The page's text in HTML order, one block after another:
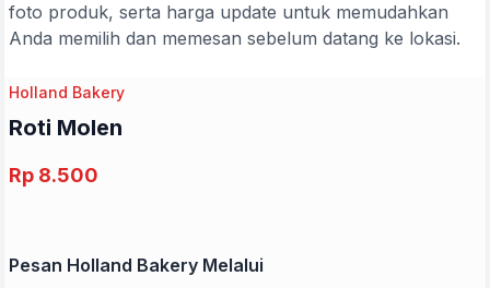
foto produk, serta harga update untuk memudahkan
Anda memilih dan memesan sebelum datang ke lokasi.
Holland Bakery
Roti Molen
Rp 8.500
Pesan Holland Bakery Melalui